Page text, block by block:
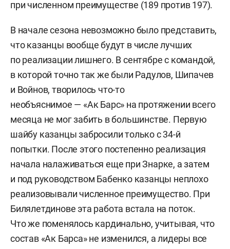
при численном преимуществе (189 против 197).
В начале сезона невозможно было представить,
что казанцы вообще будут в числе лучших
по реализации лишнего. В сентябре с командой,
в которой точно так же были Радулов, Шипачев
и Войнов, творилось что-то
необъяснимое — «Ак Барс» на протяжении всего
месяца не мог забить в большинстве. Первую
шайбу казанцы забросили только с 34-й
попытки. После этого постепенно реализация
начала налаживаться еще при Знарке, а затем
и под руководством Бабенко казанцы неплохо
реализовывали численное преимущество. При
Билялетдинове эта работа встала на поток.
Что же поменялось кардинально, учитывая, что
состав «Ак Барса» не изменился, а лидеры все